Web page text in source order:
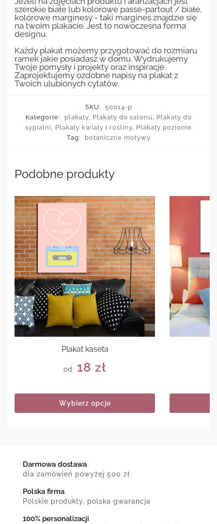
szerokie białe lub kolorowe passe-partout / białe,
kolorowe marginesy - taki margines znajdzie się
na twoim plakacie. Jest to nowoczesna forma
designu.
Każdy plakat możemy przygotować do rozmiaru
ramek jakie posiadasz w domu. Wydrukujemy
Twoje pomysły i projekty oraz inspiracje.
Zaprojektujemy ozdobne napisy na plakat z
Twoich ulubionych cytatów.
SKU:
50014-p
Kategorie:
plakaty, Plakaty do salonu , Plakaty do
sypialni , Plakaty kwiaty i rośliny, Plakaty poziome
Tag:
botaniczne motywy
Podobne produkty
Plakat kaseta
od: 18 zł
Wybierz opcje
Darmowa dostawa
dla zamówień powyżej 500 zł
Polska firma
Polskie produkty, polska gwarancja
100% personalizacji